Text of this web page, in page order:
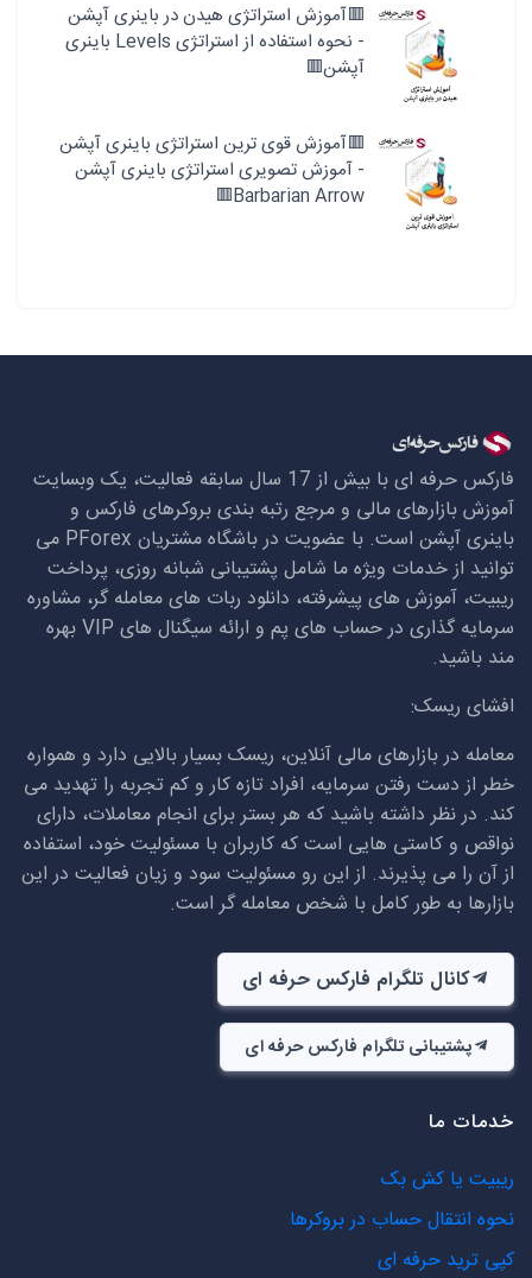
🟥آموزش استراتژی هیدن در باینری آپشن
- نحوه استفاده از استراتژی Levels باینری
آپشن🟥
🟥آموزش قوی ترین استراتژی باینری آپشن
- آموزش تصویری استراتژی باینری آپشن
Barbarian Arrow🟥
فارکس حرفه ای با بیش از 17 سال سابقه فعالیت، یک وبسایت
آموزش بازارهای مالی و مرجع رتبه بندی بروکرهای فارکس و
باینری آپشن است. با عضویت در باشگاه مشتریان PForex می
توانید از خدمات ویژه ما شامل پشتیبانی شبانه روزی، پرداخت
ریبیت، آموزش های پیشرفته، دانلود ربات های معامله گر، مشاوره
سرمایه گذاری در حساب های پم و ارائه سیگنال های VIPبهره
مند باشید.
افشای ریسک:
معامله در بازارهای مالی آنلاین، ریسک بسیار بالایی دارد و همواره
خطر از دست رفتن سرمایه، افراد تازه کار و کم تجربه را تهدید می
کند. در نظر داشته باشید که هر بستر برای انجام معاملات، دارای
نواقص و کاستی هایی است که کاربران با مسئولیت خود، استفاده
از آن را می پذیرند. از این رو مسئولیت سود و زیان فعالیت در این
بازارها به طور کامل با شخص معامله گر است.
کانال تلگرام فارکس حرفه ای
پشتیبانی تلگرام فارکس حرفه ای
خدمات ما
ریبیت یا کش بک
نحوه انتقال حساب در بروکرها
کپی ترید حرفه ای